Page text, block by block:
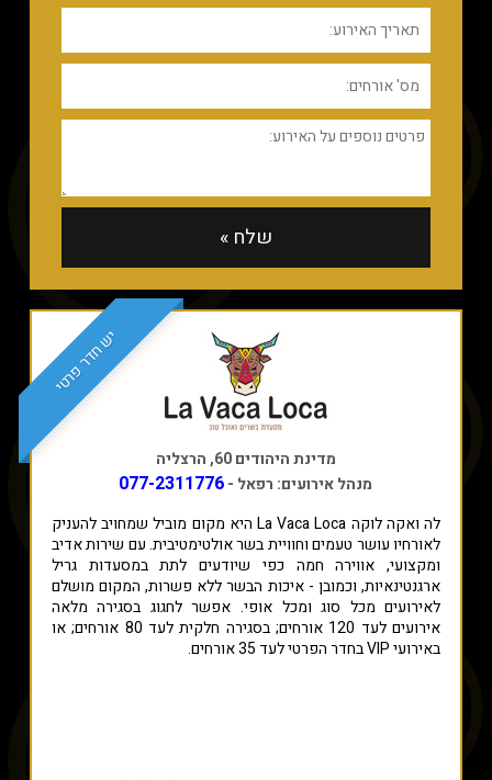
יש חדר פרטי
מדינת היהודים 60, הרצליה
מנהל אירועים: רפאל -077-2311776
לה ואקה לוקה La Vaca Loca היא מקום מוביל שמחויב להעניק
לאורחיו עושר טעמים וחוויית בשר אולטימטיבית. עם שירות אדיב
ומקצועי, אווירה חמה כפי שיודעים לתת במסעדות גריל
ארגנטינאיות, וכמובן - איכות הבשר ללא פשרות, המקום מושלם
לאירועים מכל סוג ומכל אופי. אפשר לחגוג בסגירה מלאה
אירועים לעד 120 אורחים; בסגירה חלקית לעד 80 אורחים; או
באירועי VIP בחדר הפרטי לעד 35 אורחים.